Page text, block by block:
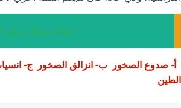
إجابة سؤال تعمل
أ- صدوع الصخور ب- انزالق الصخور ج-
الطين